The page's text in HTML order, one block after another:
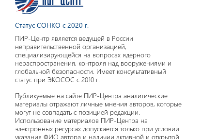
Статус СОНКО с 2020 г.
ПИР-Центр является ведущей в России
неправительственной организацией,
специализирующейся на вопросах ядерного
нераспространения, контроля над вооружениями и
глобальной безопасности. Имеет консультативный
статус при ЭКОСОС с 2010 г.
Публикуемые на сайте ПИР-Центра аналитические
материалы отражают личные мнения авторов, которые
могут не совпадать с позицией редакции.
Использование материалов ПИР-Центра на
электронных ресурсах допускается только при условии
указания ФИО автора и наличии активной и открытой